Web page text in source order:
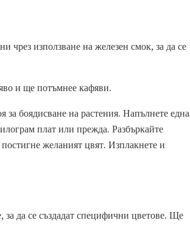
чрез използване на железен смок, за да се
и ще потъмнее кафяви.
за боядисване на растения. Напълнете една
плат или прежда. Разбъркайте
желаният цвят. Изплакнете и
за да се създадат специфични цветове. Ще